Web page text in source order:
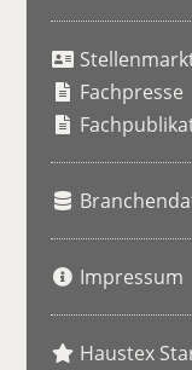
Fachpresse
Impressum
Haustex